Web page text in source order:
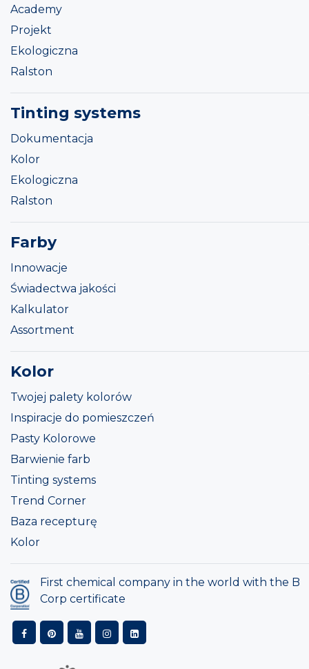
Academy
Projekt
Ekologiczna
Ralston
Tinting systems
Dokumentacja
Kolor
Ekologiczna
Ralston
Farby
Innowacje
Świadectwa jakości
Kalkulator
Assortment
Kolor
Twojej palety kolorów
Inspiracje do pomieszczeń
Pasty Kolorowe
Barwienie farb
Tinting systems
Trend Corner
Baza recepturę
Kolor
First chemical company in the world with the B
Corp certificate